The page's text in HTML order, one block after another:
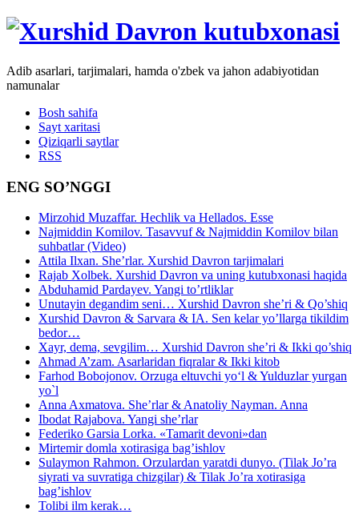
Adib asarlari, tarjimalari, hamda o'zbek va jahon adabiyotidan
namunalar
Bosh sahifa
Sayt xaritasi
Qiziqarli saytlar
RSS
ENG SO’NGGI
Mirzohid Muzaffar. Hechlik va Hellados. Esse
Najmiddin Komilov. Tasavvuf & Najmiddin Komilov bilan
suhbatlar (Video)
Attila Ilxan. She’rlar. Xurshid Davron tarjimalari
Rajab Xolbek. Xurshid Davron va uning kutubxonasi haqida
Abduhamid Pardayev. Yangi to’rtliklar
Unutayin degandim seni… Xurshid Davron she’ri & Qo’shiq
Xurshid Davron & Sarvara & IA. Sen kelar yo’llarga tikildim
bedor…
Xayr, dema, sevgilim… Xurshid Davron she’ri & Ikki qo’shiq
Ahmad A’zam. Asarlaridan fiqralar & Ikki kitob
Farhod Bobojonov. Orzuga eltuvchi yo‘l & Yulduzlar yurgan
yo`l
Anna Axmatova. She’rlar & Anatoliy Nayman. Anna
Ibodat Rajabova. Yangi she’rlar
Federiko Garsia Lorka. «Tamarit devoni»dan
Mirtemir domla xotirasiga bag’ishlov
Sulaymon Rahmon. Orzulardan yaratdi dunyo. (Tilak Jo’ra
siyrati va suvratiga chizgilar) & Tilak Jo’ra xotirasiga
bag’ishlov
Tolibi ilm kerak…